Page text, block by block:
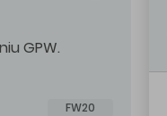
GPW.
FW20